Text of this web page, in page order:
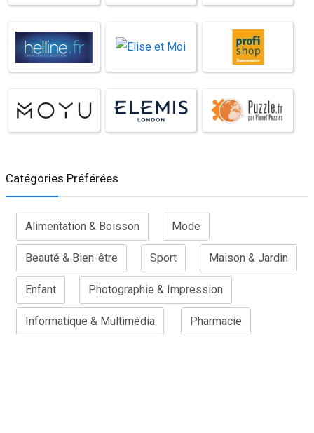
Catégories Préférées
Alimentation & Boisson Mode
Beauté & Bien-être Sport Maison & Jardin
Enfant Photographie & Impression
Informatique & Multimédia Pharmacie